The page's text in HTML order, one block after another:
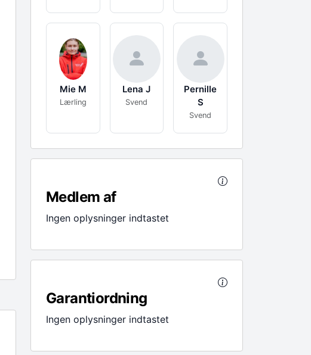
MieM
Lærling
LenaJ
Svend
Pernille
S
Svend
Medlem af
Ingen oplysninger indtastet
Garantiordning
Ingen oplysninger indtastet